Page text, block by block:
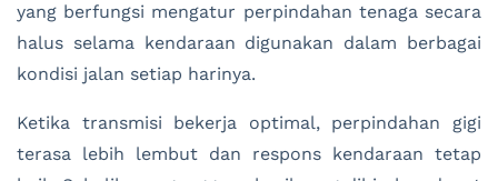
yang berfungsi mengatur perpindahan tenaga secara
halus selama kendaraan digunakan dalam berbagai
kondisi jalan setiap harinya.
Ketika transmisi bekerja optimal, perpindahan gigi
terasa lebih lembut dan respons kendaraan tetap